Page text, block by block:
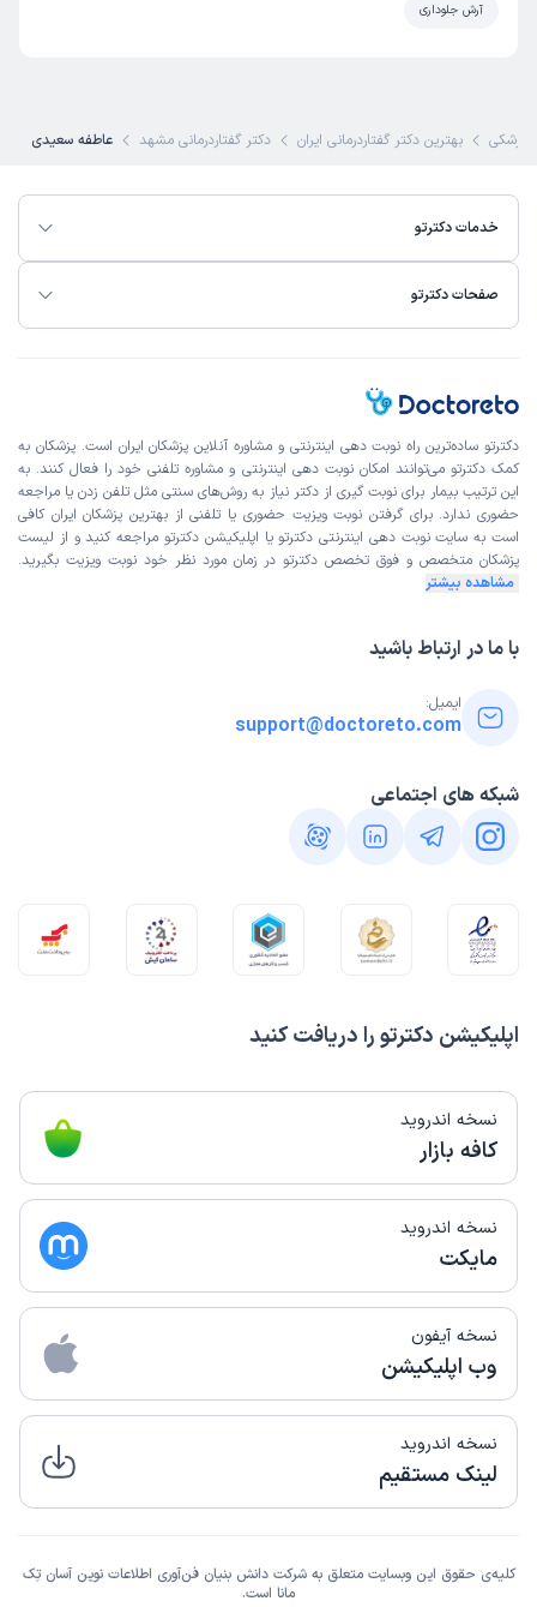
آرش جلوداری
بهترین دکتر گفتاردرمانی ایران دکتر گفتاردرمانی مشهد عاطفه سعیدی
خدمات دکترتو
صفحات دکترتو
اپلیکیشن دکترتو را دریافت کنید
نسخه اندروید
کافه بازار
نسخه اندروید
مایکت
نسخه آیفون
وب اپلیکیشن
نسخه اندروید
لینک مستقیم
دکترتو ساده‌ترین راه نوبت‌ دهی اینترنتی و مشاوره آنلاین پزشکان ایران است. پزشکان به
کمک دکترتو می‌توانند امکان نوبت دهی اینترنتی و مشاوره تلفنی خود را فعال کنند. به
این ترتیب بیمار برای نوبت گیری از دکتر نیاز به روش‌های سنتی مثل تلفن زدن یا مراجعه
حضوری ندارد. برای گرفتن نوبت ویزیت حضوری یا تلفنی از بهترین پزشکان ایران کافی
است به سایت نوبت دهی اینترنتی دکترتو یا اپلیکیشن دکترتو مراجعه کنید و از لیست
پزشکان متخصص و فوق تخصص دکترتو در زمان مورد نظر خود نوبت ویزیت بگیرید.
مشاهده بیشتر
با ما در ارتباط باشید
ایمیل:
support@doctoreto.com
شبکه های اجتماعی
کلیه‌ی حقوق این وبسایت متعلق به شرکت دانش بنیان فن‌آوری اطلاعات نوین آسان تِک
مانا است.